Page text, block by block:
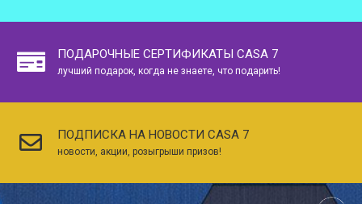
ПОДАРОЧНЫЕ СЕРТИФИКАТЫ CASA 7
лучший подарок, когда не знаете, что подарить!
ПОДПИСКА НА НОВОСТИ CASA 7
новости, акции, розыгрыши призов!